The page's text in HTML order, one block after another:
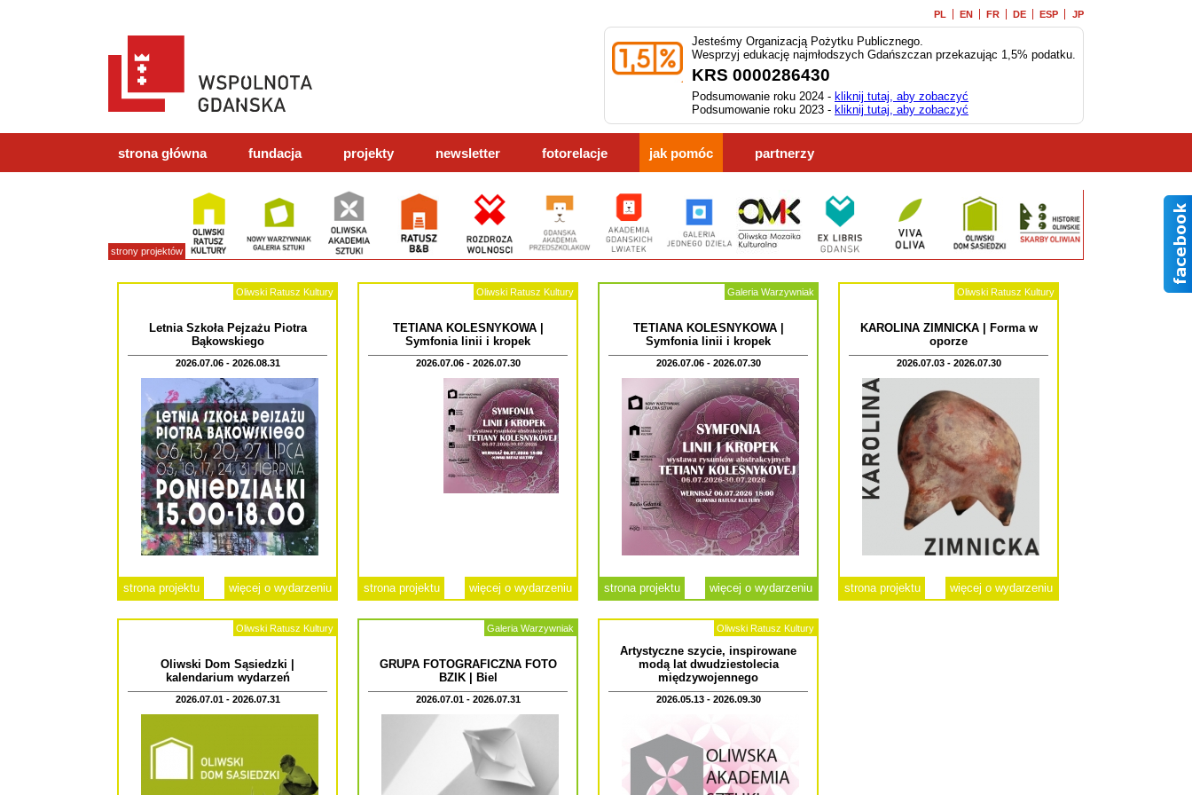
PL EN FR DE ESP JP
Jesteśmy Organizacją Pożytku Publicznego.
Wesprzyj edukację najmłodszych Gdańszczan przekazując 1,5% podatku.
KRS 0000286430
Podsumowanie roku 2024 - kliknij tutaj, aby zobaczyć
Podsumowanie roku 2023 - kliknij tutaj, aby zobaczyć
strona główna fundacja projekty newsletter fotorelacje jak pomóc partnerzy
strony projektów
Oliwski Ratusz Kultury
Letnia Szkoła Pejzażu Piotra
Bąkowskiego
2026.07.06 - 2026.08.31
strona projektu więcej o wydarzeniu
Oliwski Ratusz Kultury
TETIANA KOLESNYKOWA |
Symfonia linii i kropek
2026.07.06 - 2026.07.30
strona projektu więcej o wydarzeniu
Galeria Warzywniak
TETIANA KOLESNYKOWA |
Symfonia linii i kropek
2026.07.06 - 2026.07.30
strona projektu więcej o wydarzeniu
Oliwski Ratusz Kultury
KAROLINA ZIMNICKA | Forma w
oporze
2026.07.03 - 2026.07.30
strona projektu więcej o wydarzeniu
Oliwski Ratusz Kultury
Oliwski Dom Sąsiedzki |
kalendarium wydarzeń
2026.07.01 - 2026.07.31
Galeria Warzywniak
GRUPA FOTOGRAFICZNA FOTO
BZIK | Biel
2026.07.01 - 2026.07.31
Oliwski Ratusz Kultury
Artystyczne szycie, inspirowane
modą lat dwudziestolecia
międzywojennego
2026.05.13 - 2026.09.30